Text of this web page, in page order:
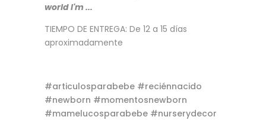
world I'm ...
TIEMPO DE ENTREGA: De 12 a 15 días
aproximadamente
#articulosparabebe #reciénnacido
#newborn #momentosnewborn
#mamelucosparabebe #nurserydecor